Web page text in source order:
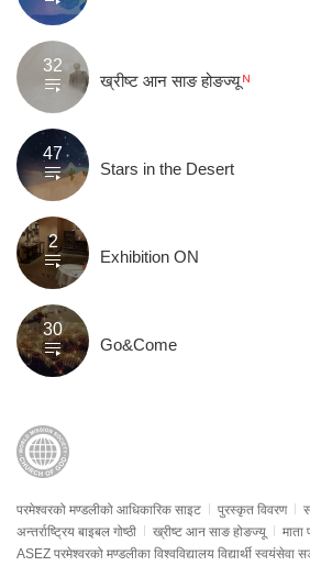
32
ख्रीष्ट आन साङ होङज्यू
47
Stars in the Desert
2
Exhibition ON
30
Go&Come
परमेश्वरको मण्डलीको आधिकारिक साइट पुरस्कृत विवरण
अन्तर्राष्ट्रिय बाइबल गोष्ठी
ख्रीष्ट आन साङ होङज्यू
ASEZ परमेश्वरको मण्डलीका विश्वविद्यालय विद्यार्थी स्वयंसेवा